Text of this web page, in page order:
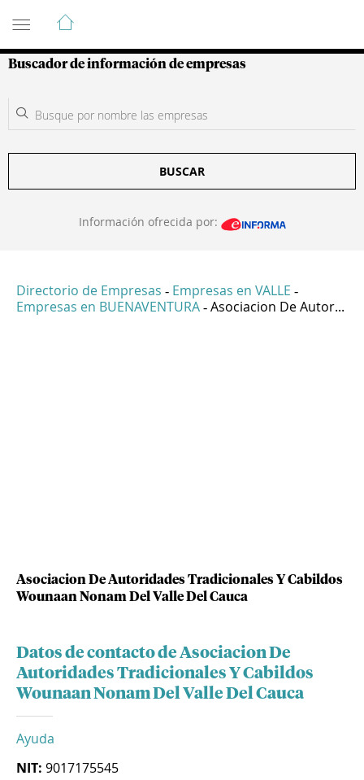
Guía de Empresas Colombianas
Buscador de información de empresas
BUSCAR
Información ofrecida por:
Directorio de Empresas - Empresas en VALLE -
Empresas en BUENAVENTURA - Asociacion De Autor...
Asociacion De Autoridades Tradicionales Y Cabildos
Wounaan Nonam Del Valle Del Cauca
Datos de contacto de Asociacion De
Autoridades Tradicionales Y Cabildos
Wounaan Nonam Del Valle Del Cauca
Ayuda
NIT: 9017175545